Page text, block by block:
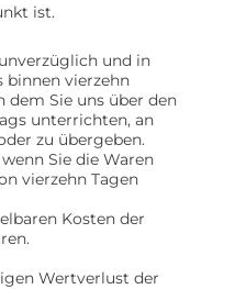
ist.
und in
binnen vierzehn
dem Sie uns über den
unterrichten, an
zu übergeben.
Sie die Waren
vierzehn Tagen
Kosten der
Wertverlust der